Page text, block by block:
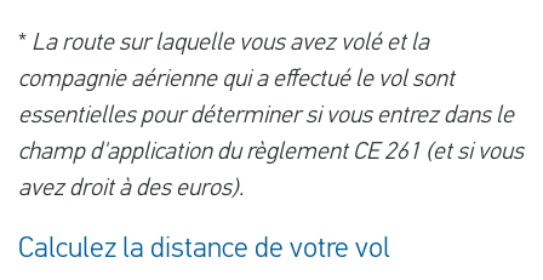
* La route sur laquelle vous avez volé et la
compagnie aérienne qui a effectué le vol sont
essentielles pour déterminer si vous entrez dans le
champ d'application du règlement CE 261 (et si vous
avez droit à des euros).
Calculez la distance de votre vol